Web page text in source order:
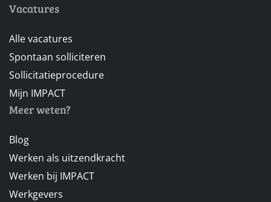
Vacatures
Alle vacatures
Spontaan solliciteren
Sollicitatieprocedure
Mijn IMPACT
Meer weten?
Blog
Werken als uitzendkracht
Werken bij IMPACT
Werkgevers